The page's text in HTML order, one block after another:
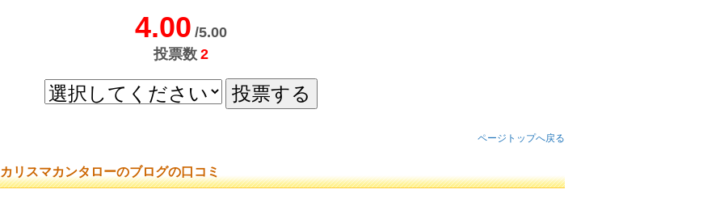
4.00 /5.00
投票数 2
ページトップへ戻る
カリスマカンタローのブログの口コミ